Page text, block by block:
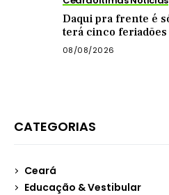
Daqui pra frente é
terá cinco feriadões
08/08/2026
CATEGORIAS
Ceará
Educação & Vestibular